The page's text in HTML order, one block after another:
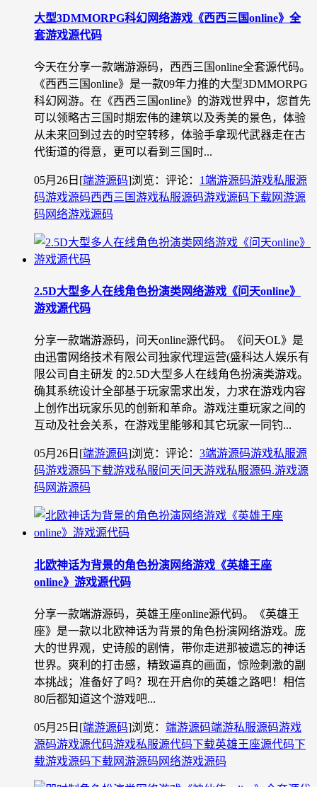
大型3DMMORPG科幻网络游戏《西西三国online》全
套游戏源代码
今天在分享一款端游源码，西西三国online全套源代码。
《西西三国online》是一款09年力推的大型3DMMORPG
科幻网游。在《西西三国online》的游戏世界中，您首先
可以领略古三国时期宏伟的建筑以及秀美的景色，体验
从未来回到过去的时空转移，体验手拿现代武器走在古
代街道的得意，更可以看到三国时...
05月26日 [端游源码]浏览： 评论： 1端游源码游戏私服源
码游戏源码西西三国游戏私服源码游戏源码下载网游源
码 网络游戏源码
2.5D大型多人在线角色扮演类网络游戏《问天online》
游戏源代码
分享一款端游源码，问天online源代码。《问天OL》是
由迅雷网络技术有限公司独家代理运营(盛科达人娱乐有
限公司自主研发 的2.5D大型多人在线角色扮演类游戏。
确其系统设计全部基于玩家需求出发，力求在游戏内容
上创作出玩家乐见的创新和革命。游戏注重玩家之间的
互动及社会关系，在游戏里能够和其它玩家一同钓...
05月26日 [端游源码]浏览： 评论： 3端游源码游戏私服源
码游戏源码下载游戏私服问天问天游戏私服源码.游戏源
码 网游源码
北欧神话为背景的角色扮演网络游戏《英雄王座
online》游戏源代码
分享一款端游源码，英雄王座online源代码。《英雄王
座》是一款以北欧神话为背景的角色扮演网络游戏。庞
大的世界观，史诗般的剧情，带你走进那被遗忘的神话
世界。爽利的打击感，精致逼真的画面，惊险刺激的副
本挑战；准备好了吗？现在开启你的英雄之路吧！相信
80后都知道这个游戏吧...
05月25日 [端游源码]浏览： 端游源码端游私服源码游戏
源码游戏源代码游戏私服源代码下载英雄王座源代码下
载游戏源码下载网游源码 网络游戏源码